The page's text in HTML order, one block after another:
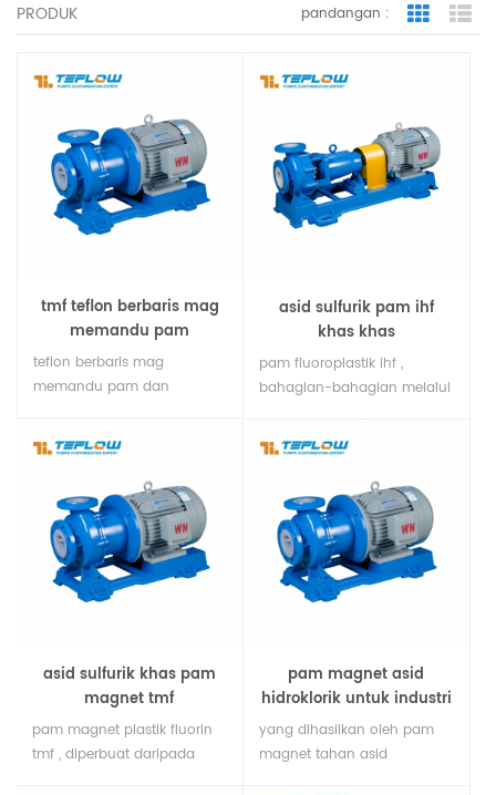
PRODUK pandangan : Grid View
tmf teflon berbaris mag
memandu pam
teflon berbaris mag
memandu pam dan
plastik fluorin , empat fluorin,
pam pemacu plastik fluorin
magnetik, pam kimia
magnet tahan karat pam
kimia.
asid sulfurik pam ihf
khas khas
pam fluoroplastik ihf ,
bahagian-bahagian melalui
fep, pfa, pvdf dan bahan
plastik lain yang tahan asid
sulfurik. ia adalah pilihan
yang sesuai untuk
ketahanan kakisan
perindustrian. ia mempunyai
meterai mekanikal dan
gandingan dan didorong
asid sulfurik khas pam
magnet tmf
pam magnet plastik fluorin
tmf , diperbuat daripada
pam magnet asid
hidroklorik untuk industri
kimia
yang dihasilkan oleh pam
magnet tahan asid